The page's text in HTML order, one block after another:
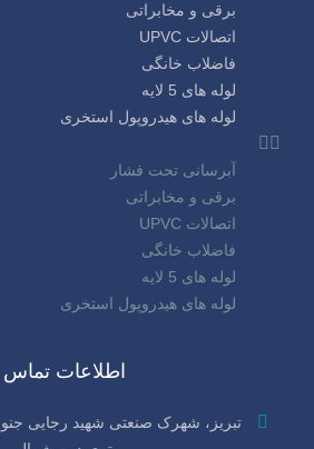
برقی و مخابراتی
اتصالات UPVC
فاضلاب خانگی
لوله های 5 لایه
لوله های هیدروپول استخری
آبرسانی تحت فشار
برقی و مخابراتی
اتصالات UPVC
فاضلاب خانگی
لوله های 5 لایه
لوله های هیدروپول استخری
اطلاعات تماس
تبریز، شهرک صنعتی شهید رجایی